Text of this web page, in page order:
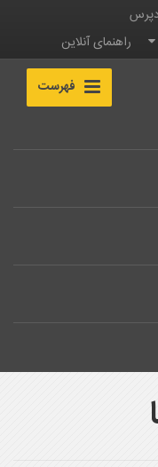
راهنمای آنلاین
فهرست